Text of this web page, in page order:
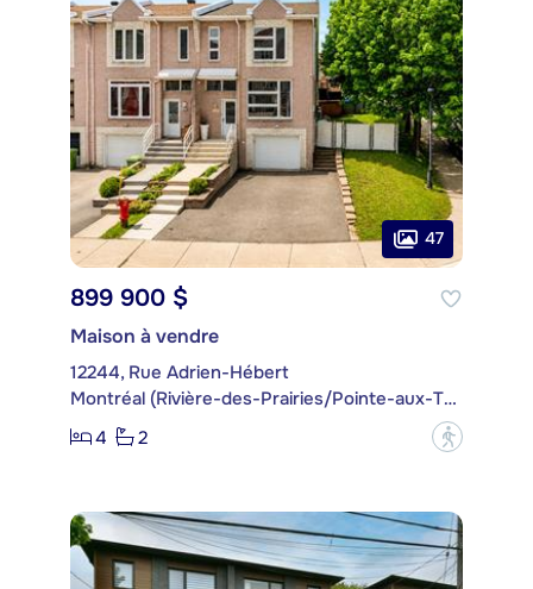
47
899 900 $
Maison à vendre
12244, Rue Adrien-Hébert
Montréal (Rivière-des-Prairies/Pointe-aux-Trembles)
4
2 ?